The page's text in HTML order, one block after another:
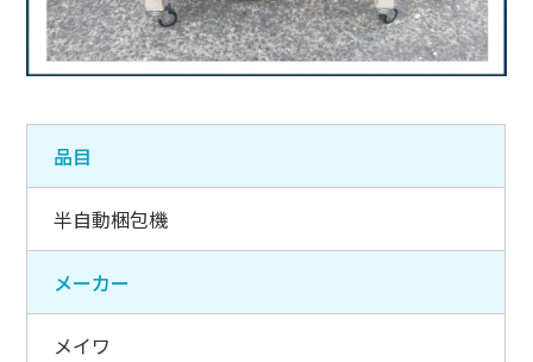
品目
半自動梱包機
メーカー
メイワ